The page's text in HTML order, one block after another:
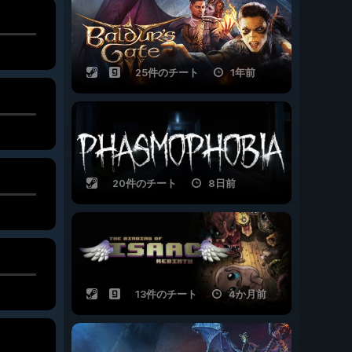
25件のチート 1年前
20件のチート 8日前
13件のチート 4か月前